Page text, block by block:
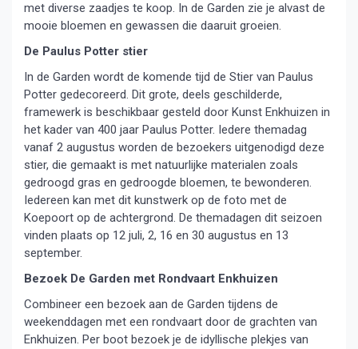
met diverse zaadjes te koop. In de Garden zie je alvast de
mooie bloemen en gewassen die daaruit groeien.
De Paulus Potter stier
In de Garden wordt de komende tijd de Stier van Paulus
Potter gedecoreerd. Dit grote, deels geschilderde,
framewerk is beschikbaar gesteld door Kunst Enkhuizen in
het kader van 400 jaar Paulus Potter. Iedere themadag
vanaf 2 augustus worden de bezoekers uitgenodigd deze
stier, die gemaakt is met natuurlijke materialen zoals
gedroogd gras en gedroogde bloemen, te bewonderen.
Iedereen kan met dit kunstwerk op de foto met de
Koepoort op de achtergrond. De themadagen dit seizoen
vinden plaats op 12 juli, 2, 16 en 30 augustus en 13
september.
Bezoek De Garden met Rondvaart Enkhuizen
Combineer een bezoek aan de Garden tijdens de
weekenddagen met een rondvaart door de grachten van
Enkhuizen. Per boot bezoek je de idyllische plekjes van